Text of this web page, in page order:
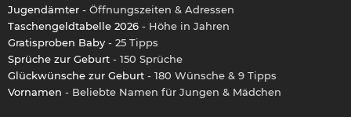
Jugendämter - Öffnungszeiten & Adressen
Taschengeldtabelle 2026 - Höhe in Jahren
Gratisproben Baby - 25 Tipps
Sprüche zur Geburt - 150 Sprüche
Glückwünsche zur Geburt - 180 Wünsche & 9 Tipps
Vornamen - Beliebte Namen für Jungen & Mädchen